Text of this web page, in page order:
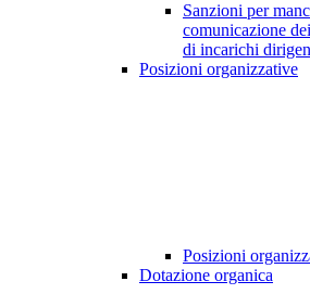
Sanzioni per
comunicazione
di incarichi
Posizioni organizzative
Posizioni
Dotazione organica